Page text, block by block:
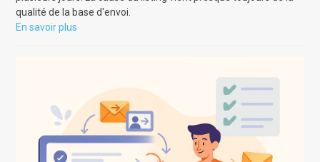
qualité de la base d'envoi.
En savoir plus